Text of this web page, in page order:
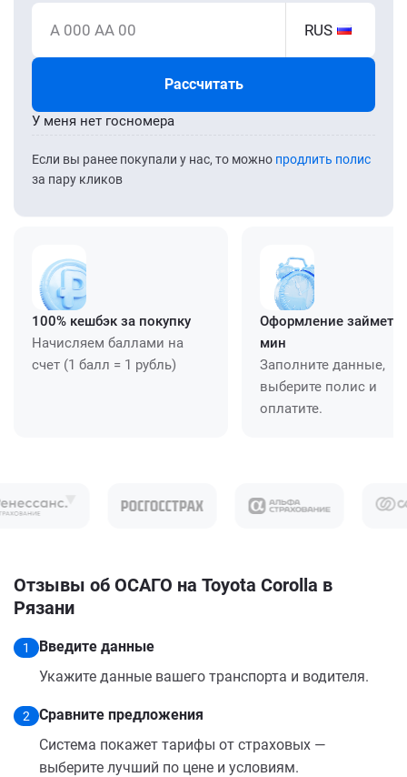
А 000 АА 00 RUS
Рассчитать
Если вы ранее покупали у нас, то можно продлить полис
за пару кликов
У меня нет госномера
100% кешбэк за покупку
Начисляем баллами на
счет (1 балл = 1 рубль)
Оформление займет
мин
Заполните данные,
выберите полис и
оплатите.
Отзывы об ОСАГО на Toyota Corolla в
Рязани
1
Введите данные
Укажите данные вашего транспорта и водителя.
2
Сравните предложения
Система покажет тарифы от страховых —
выберите лучший по цене и условиям.